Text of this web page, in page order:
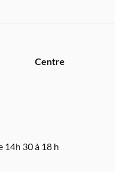
Centre
14h 30 à 18 h